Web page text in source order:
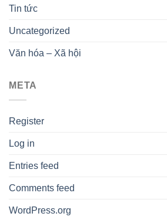
Tin tức
Uncategorized
Văn hóa – Xã hội
META
Register
Log in
Entries feed
Comments feed
WordPress.org